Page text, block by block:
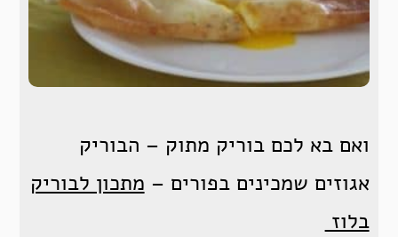
ואם בא לכם בוריק מתוק – הבוריק
אגוזים שמכינים בפורים – מתכון לבוריק
בלוז